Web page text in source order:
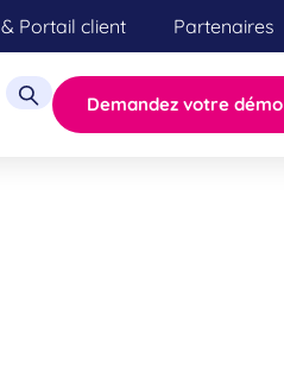
Portail client Partenaires
Demandez votre démo